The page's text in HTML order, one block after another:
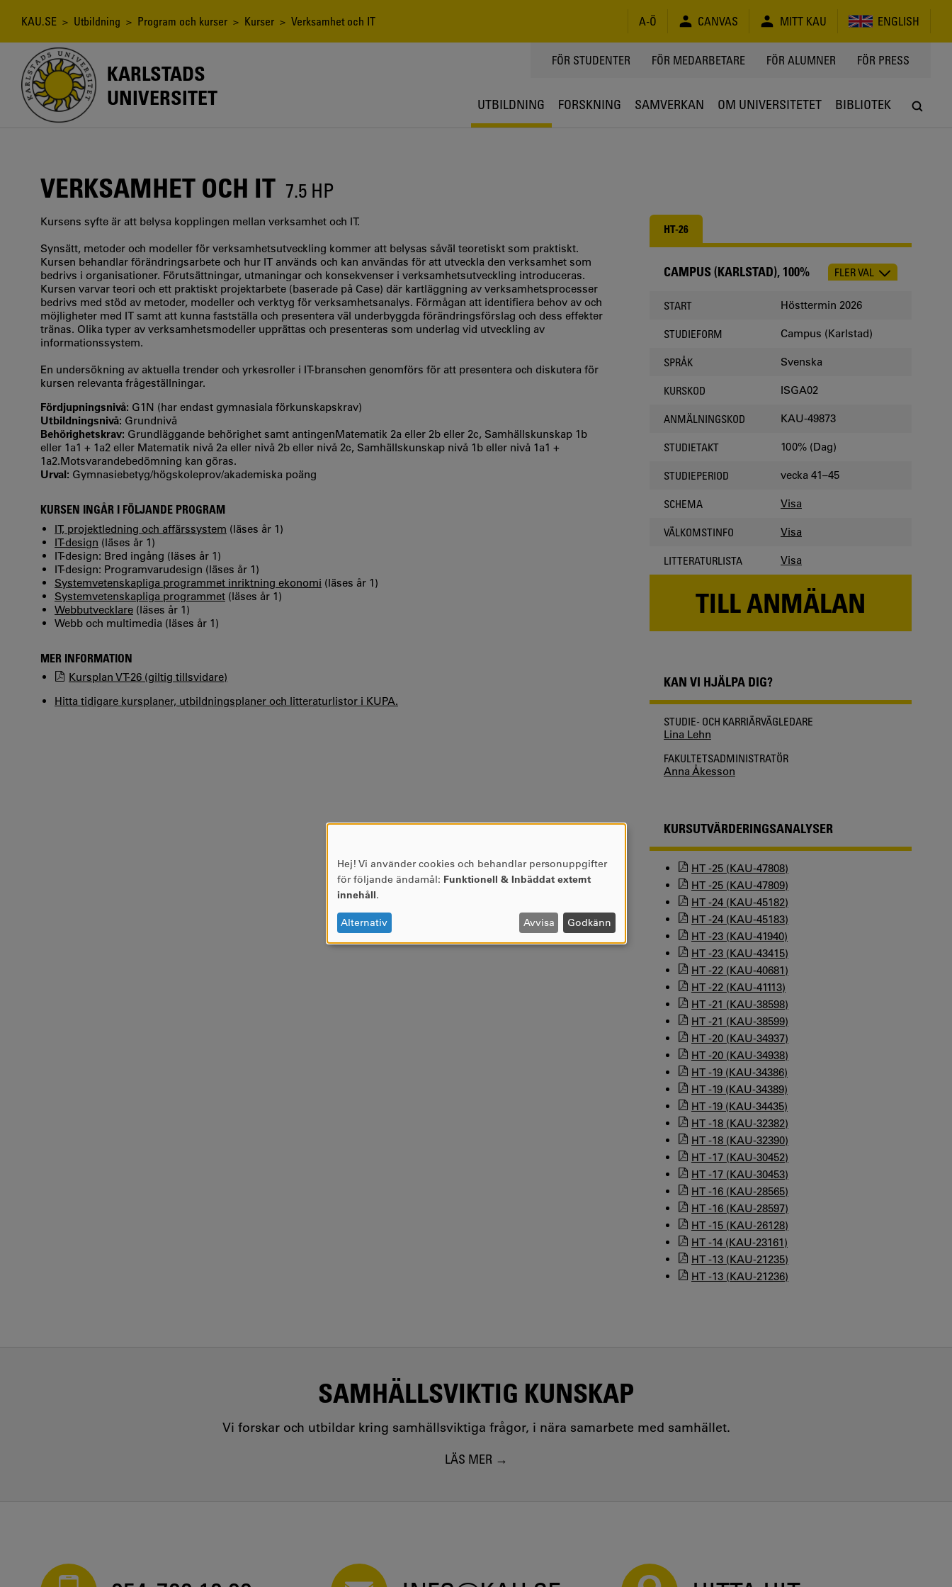
Länkstig
KAU.SE > Utbildning > Program och kurser > Kurser > Verksamhet och IT A-Ö CANVAS MITT KAU ENGLISH
KARLSTADS
UNIVERSITET
TOPPMENY
FÖR STUDENTER FÖR MEDARBETARE FÖR ALUMNER FÖR PRESS
UTBILDNING FORSKNING SAMVERKAN OM UNIVERSITETET BIBLIOTEK
VERKSAMHET OCH IT 7.5 HP
Kursens syfte är att belysa kopplingen mellan verksamhet och IT.
Synsätt, metoder och modeller för verksamhetsutveckling kommer att belysas såväl teoretiskt som praktiskt.
Kursen behandlar förändringsarbete och hur IT används och kan användas för att utveckla den verksamhet som
bedrivs i organisationer. Förutsättningar, utmaningar och konsekvenser i verksamhetsutveckling introduceras.
Kursen varvar teori och ett praktiskt projektarbete (baserade på Case) där kartläggning av verksamhetsprocesser
bedrivs med stöd av metoder, modeller och verktyg för verksamhetsanalys. Förmågan att identifiera behov av och
möjligheter med IT samt att kunna fastställa och presentera väl underbyggda förändringsförslag och dess effekter
tränas. Olika typer av verksamhetsmodeller upprättas och presenteras som underlag vid utveckling av
informationssystem.
En undersökning av aktuella trender och yrkesroller i IT-branschen genomförs för att presentera och diskutera för
kursen relevanta frågeställningar.
Fördjupningsnivå: G1N (har endast gymnasiala förkunskapskrav)
Utbildningsnivå: Grundnivå
Behörighetskrav: Grundläggande behörighet samt antingenMatematik 2a eller 2b eller 2c, Samhällskunskap 1b
eller 1a1 + 1a2 eller Matematik nivå 2a eller nivå 2b eller nivå 2c, Samhällskunskap nivå 1b eller nivå 1a1 +
1a2.Motsvarandebedömning kan göras.
Urval: Gymnasiebetyg/högskoleprov/akademiska poäng
KURSEN INGÅR I FÖLJANDE PROGRAM
IT, projektledning och affärssystem (läses år 1)
IT-design (läses år 1)
IT-design: Bred ingång (läses år 1)
IT-design: Programvarudesign (läses år 1)
Systemvetenskapliga programmet inriktning ekonomi (läses år 1)
Systemvetenskapliga programmet (läses år 1)
Webbutvecklare (läses år 1)
Webb och multimedia (läses år 1)
MER INFORMATION
Kursplan VT-26 (giltig tillsvidare)
Hitta tidigare kursplaner, utbildningsplaner och litteraturlistor i KUPA.
HT-26
CHOOSE
CAMPUS (KARLSTAD), 100% FLER VAL
START Hösttermin 2026
STUDIEFORM Campus (Karlstad)
SPRÅK Svenska
KURSKOD ISGA02
ANMÄLNINGSKOD KAU-49873
STUDIETAKT 100% (Dag)
STUDIEPERIOD vecka 41–45
SCHEMA Visa
VÄLKOMSTINFO Visa
LITTERATURLISTA Visa
TILL ANMÄLAN
KAN VI HJÄLPA DIG?
STUDIE- OCH KARRIÄRVÄGLEDARE
Lina Lehn
FAKULTETSADMINISTRATÖR
Anna Åkesson
KURSUTVÄRDERINGSANALYSER
HT -25 (KAU-47808)
HT -25 (KAU-47809)
HT -24 (KAU-45182)
HT -24 (KAU-45183)
HT -23 (KAU-41940)
HT -23 (KAU-43415)
HT -22 (KAU-40681)
HT -22 (KAU-41113)
HT -21 (KAU-38598)
HT -21 (KAU-38599)
HT -20 (KAU-34937)
HT -20 (KAU-34938)
HT -19 (KAU-34386)
HT -19 (KAU-34389)
HT -19 (KAU-34435)
HT -18 (KAU-32382)
HT -18 (KAU-32390)
HT -17 (KAU-30452)
HT -17 (KAU-30453)
HT -16 (KAU-28565)
HT -16 (KAU-28597)
HT -15 (KAU-26128)
HT -14 (KAU-23161)
HT -13 (KAU-21235)
HT -13 (KAU-21236)
SAMHÄLLSVIKTIG KUNSKAP
Vi forskar och utbildar kring samhällsviktiga frågor, i nära samarbete med samhället.
LÄS MER
ANVÄNDNING
AV
OCH
COOKIES
Hej! Vi använder cookies och behandlar personuppgifter
för följande ändamål: Funktionell & Inbäddat externt
innehåll.
Alternativ Avvisa Godkänn